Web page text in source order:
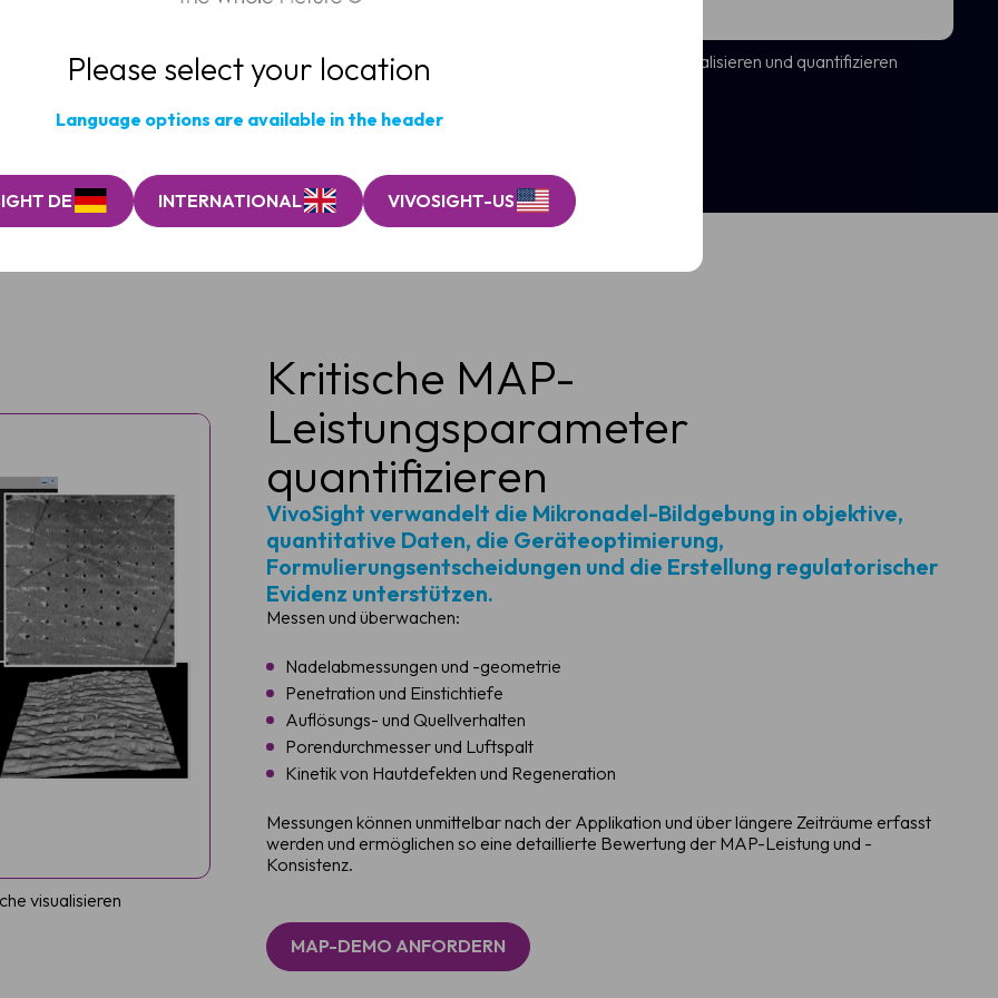
Please select your location
Language options are available in the header
DE INTERNATIONAL VIVOSIGHT-US
Zentrale MAP-Penetrationskennzahlen in vivo visualisieren und quantifizieren
Kritische MAP-
Leistungsparameter
quantifizieren
VivoSight verwandelt die Mikronadel-Bildgebung in objektive,
quantitative Daten, die Geräteoptimierung,
Formulierungsentscheidungen und die Erstellung regulatorischer
Evidenz unterstützen.
Messen und überwachen:
Nadelabmessungen und -geometrie
Penetration und Einstichtiefe
Auflösungs- und Quellverhalten
Porendurchmesser und Luftspalt
Kinetik von Hautdefekten und Regeneration
Messungen können unmittelbar nach der Applikation und über längere Zeiträume erfasst
werden und ermöglichen so eine detaillierte Bewertung der MAP-Leistung und -
Konsistenz.
MAP-DEMO ANFORDERN
visualisieren